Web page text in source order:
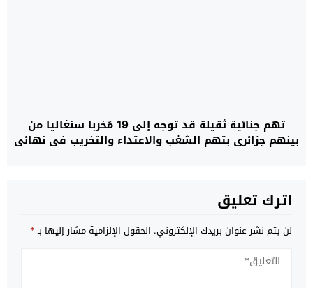
تهم جنائية ثقيلة قد توجه إلى 19 مُخربا سنغاليا من
بينهم جزائري بتهم الشغب والاعتداء والتخريب في نهائي
اترك تعليق
لن يتم نشر عنوان بريدك الإلكتروني. الحقول الإلزامية مشار إليها بـ*